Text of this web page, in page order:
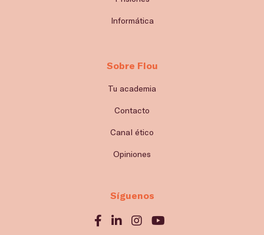
Informática
Sobre Flou
Tu academia
Contacto
Canal ético
Opiniones
Síguenos